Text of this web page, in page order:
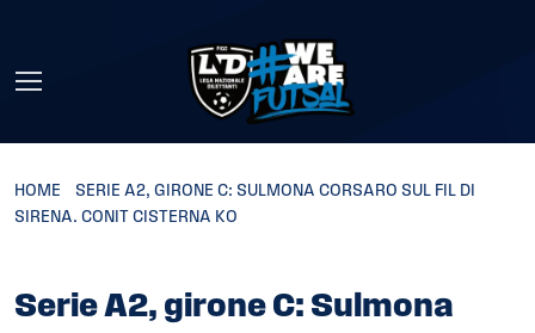
HOME
SERIE A2, GIRONE C: SULMONA CORSARO SUL FIL DI
SIRENA. CONIT CISTERNA KO
Serie A2, girone C: Sulmona